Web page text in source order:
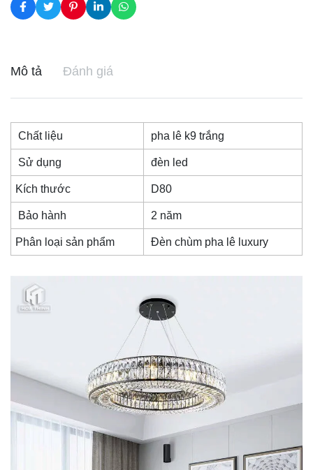
Mô tả Đánh giá
Chất liệu pha lê k9 trắng
Sử dụng đèn led
Kích thước D80
Bảo hành 2 năm
Phân loại sản phẩm Đèn chùm pha lê luxury